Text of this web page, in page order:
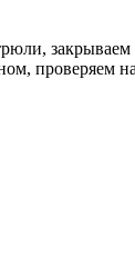
закрываем
проверяем